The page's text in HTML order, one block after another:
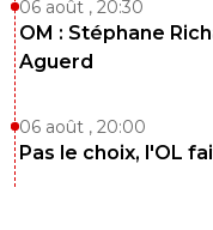
06 août , 20:30
OM : Stéphane
Aguerd
06 août , 20:00
Pas le choix, l'OL